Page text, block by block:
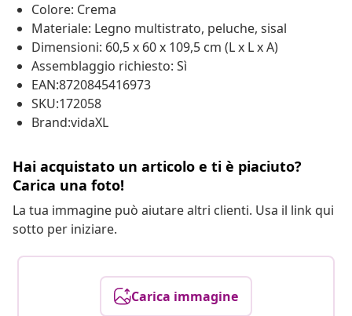
Colore: Crema
Materiale: Legno multistrato, peluche, sisal
Dimensioni: 60,5 x 60 x 109,5 cm (L x L x A)
Assemblaggio richiesto: Sì
EAN:8720845416973
SKU:172058
Brand:vidaXL
Hai acquistato un articolo e ti è piaciuto?
Carica una foto!
La tua immagine può aiutare altri clienti. Usa il link qui
sotto per iniziare.
Carica immagine